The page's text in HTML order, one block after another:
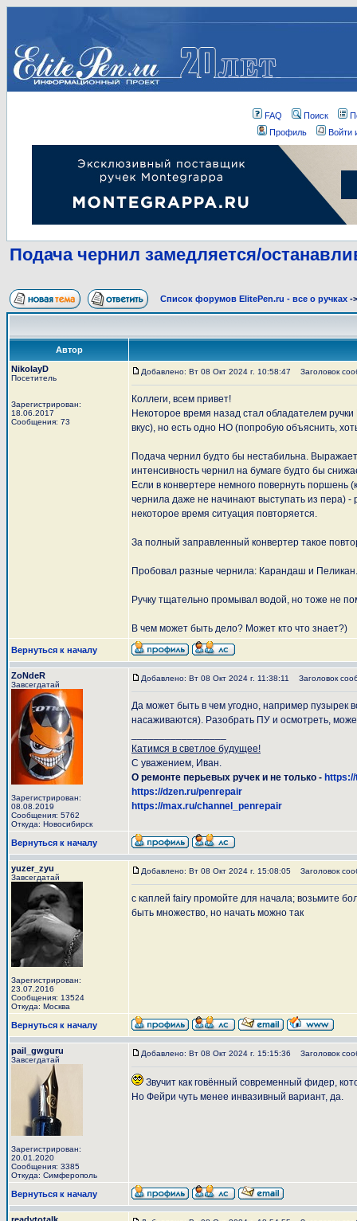
FAQ Поиск
Профиль
Войти
Подача чернил замедляется/
Список форумов ElitePen.ru - все о ручках -
Автор
NikolayD
Посетитель
Зарегистрирован:
18.06.2017
Сообщения: 73
Добавлено: Вт 08 Окт 2024 г. 10:58:47 Заголовок
Коллеги, всем привет!
Некоторое время назад стал обладателем
вкус), но есть одно НО (попробую объяснить,
Подача чернил будто бы нестабильна.
интенсивность чернил на бумаге будто бы
Если в конвертере немного повернуть поршень
чернила даже не начинают выступать из пера)
некоторое время ситуация повторяется.
За полный заправленный конвертер такое
Пробовал разные чернила: Карандаш и
Ручку тщательно промывал водой, но тоже не
В чем может быть дело? Может кто что знает?)
Вернуться к началу
ZoNdeR
Завсегдатай
Зарегистрирован:
08.08.2019
Сообщения: 5762
Откуда: Новосибирск
Добавлено: Вт 08 Окт 2024 г. 11:38:11 Заголовок
Да может быть в чем угодно, например пузырек
насаживаются). Разобрать ПУ и осмотреть,
Катимся в светлое будущее!
С уважением, Иван.
О ремонте перьевых ручек и не только -
https://dzen.ru/penrepair
https://max.ru/channel_penrepair
Вернуться к началу
yuzer_zyu
Завсегдатай
Зарегистрирован:
23.07.2016
Сообщения: 13524
Откуда: Москва
Добавлено: Вт 08 Окт 2024 г. 15:08:05 Заголовок
с каплей fairy промойте для начала; возьмите
быть множество, но начать можно так
Вернуться к началу
pail_gwguru
Завсегдатай
Зарегистрирован:
20.01.2020
Сообщения: 3385
Откуда: Симферополь
Добавлено: Вт 08 Окт 2024 г. 15:15:36 Заголовок
Звучит как говённый современный фидер,
Но Фейри чуть менее инвазивный вариант, да.
Вернуться к началу